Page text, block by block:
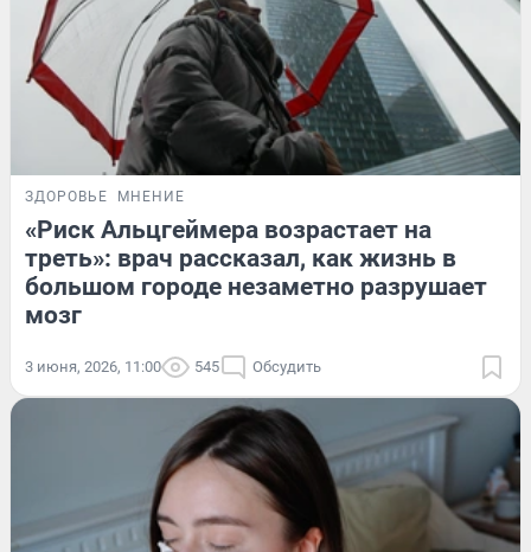
ЗДОРОВЬЕ МНЕНИЕ
«Риск Альцгеймера возрастает на
треть»: врач рассказал, как жизнь в
большом городе незаметно разрушает
мозг
3 июня, 2026, 11:00 545 Обсудить